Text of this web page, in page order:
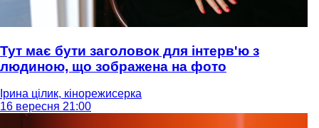
Тут має бути заголовок для інтерв'ю з
людиною, що зображена на фото
Ірина цілик, кінорежисерка
16 вересня 21:00